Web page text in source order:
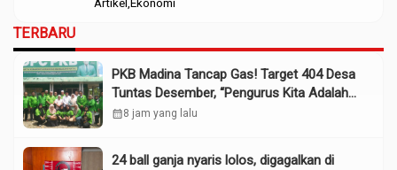
TERBARU
PKB Madina Tancap Gas! Target 404 Desa
Tuntas Desember, “Pengurus Kita Adalah
Tokoh”
calendar_month8 jam yang lalu
24 ball ganja nyaris lolos, digagalkan di